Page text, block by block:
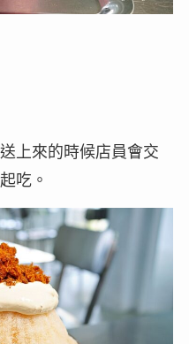
上來的時候店員會交
吃。